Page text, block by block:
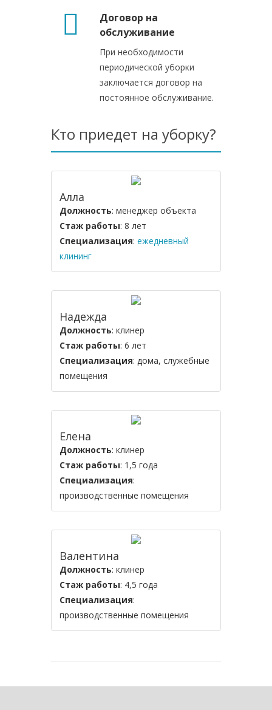
Договор на
обслуживание
При необходимости
периодической уборки
заключается договор на
постоянное обслуживание.
Кто приедет на уборку?
Алла
Должность: менеджер объекта
Стаж работы: 8 лет
Специализация: ежедневный
клининг
Надежда
Должность: клинер
Стаж работы: 6 лет
Специализация: дома, служебные
помещения
Елена
Должность: клинер
Стаж работы: 1,5 года
Специализация:
производственные помещения
Валентина
Должность: клинер
Стаж работы: 4,5 года
Специализация:
производственные помещения